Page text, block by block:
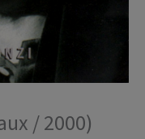
/ 2000)